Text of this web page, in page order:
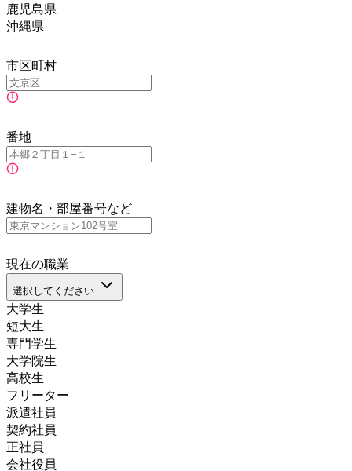
鹿児島県
沖縄県
市区町村
番地
建物名・部屋番号など
現在の職業
選択してください
大学生
短大生
専門学生
大学院生
高校生
フリーター
派遣社員
契約社員
正社員
会社役員